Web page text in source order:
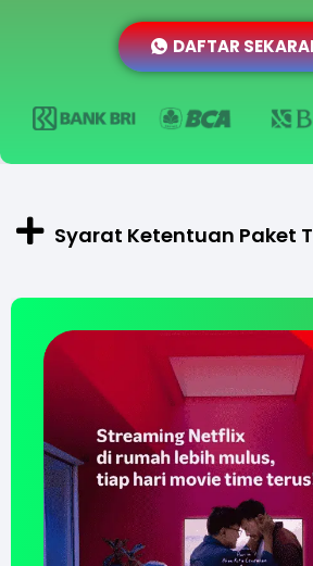
DAFTAR
Syarat Ketentuan Paket